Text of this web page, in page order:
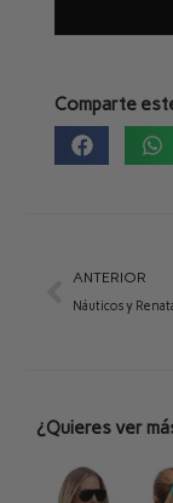
Comparte
ANTERIOR
¿Quieres ver